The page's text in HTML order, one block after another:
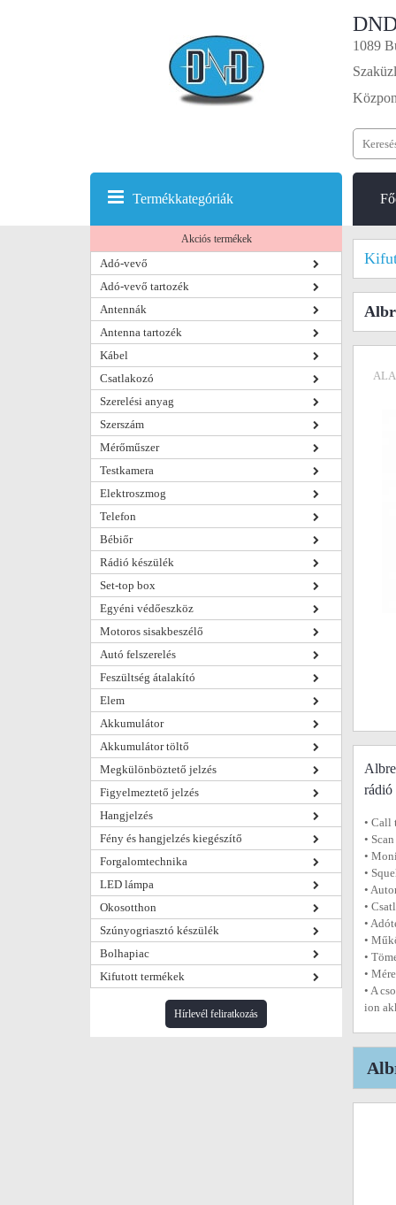
1089
Termékkategóriák
Akciós termékek
Adó-vevő
Adó-vevő tartozék
Antennák
Antenna tartozék
Kábel
Csatlakozó
Szerelési anyag
Szerszám
Mérőműszer
Testkamera
Elektroszmog
Telefon
Bébiőr
Rádió készülék
Set-top box
Egyéni védőeszköz
Motoros sisakbeszélő
Autó felszerelés
Feszültség átalakító
Elem
Akkumulátor
Akkumulátor töltő
Megkülönböztető jelzés
Figyelmeztető jelzés
Hangjelzés
Fény és hangjelzés kiegészítő
Forgalomtechnika
LED lámpa
Okosotthon
Szúnyogriasztó készülék
Bolhapiac
Kifutott termékek
Hírlevél feliratkozás
rádió
• Call
•
•
•
•
•
•
•
•
•
• A
ion